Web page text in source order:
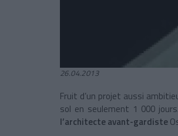
26.04.2013
Fruit d’un projet aussi
sol en seulement 1 000
l’architecte avant-gardiste